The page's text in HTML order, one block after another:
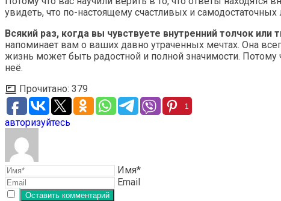
увидеть, что по-настоящему счастливых и
Всякий раз, когда вы чувствуете внутренний толчок
напоминает вам о ваших давно утраченных мечтах. Она
жизнь может быть радостной и полной значимости.
неё.
Прочитано: 379
1
авторизуйтесь
Имя*
Email